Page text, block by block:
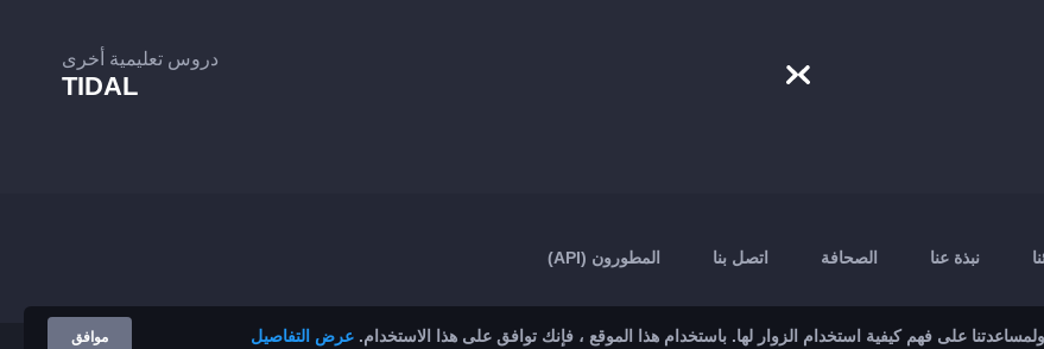
دروس تعليمية أخرى
TIDAL
نبذة عنا الصحافة اتصل بنا المطورون (API)
على فهم كيفية استخدام الزوار لها. باستخدام هذا الموقع ، فإنك توافق على هذا الاستخدام. عرض التفاصيل موافق